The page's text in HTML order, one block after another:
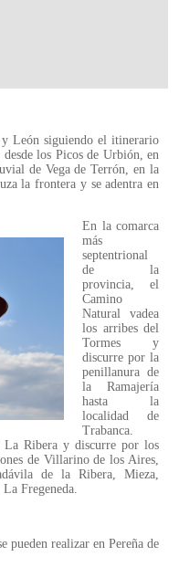
León siguiendo el itinerario
los Picos de Urbión, en
de Vega de Terrón, en la
la frontera y se adentra en
En la comarca
más
septentrional
de la
provincia, el
Camino
Natural vadea
los arribes del
Tormes y
discurre por la
penillanura de
la Ramajería
hasta la
localidad de
Trabanca.
La Ribera y discurre por los
de Villarino de los Aires,
de la Ribera, Mieza,
Fregeneda.
pueden realizar en Pereña de